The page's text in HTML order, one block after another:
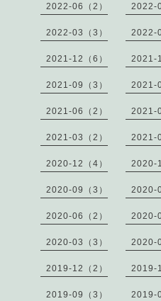
2022-06（2） 2022-
2022-03（3） 2022-
2021-12（6） 2021-
2021-09（3） 2021-
2021-06（2） 2021-
2021-03（2） 2021-
2020-12（4） 2020-
2020-09（3） 2020-
2020-06（2） 2020-
2020-03（3） 2020-
2019-12（2） 2019-
2019-09（3） 2019-